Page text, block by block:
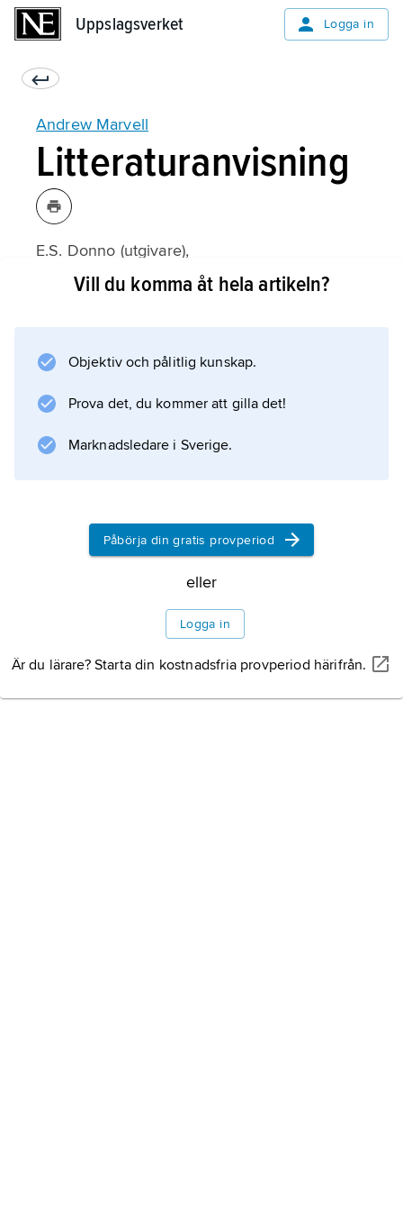
Uppslagsverket Logga in
Andrew Marvell
Litteraturanvisning
E.S. Donno (utgivare),
Andrew Marvell: The Critical Heritage
Vill du komma åt hela artikeln?
Objektiv och pålitlig kunskap.
Prova det, du kommer att gilla det!
Marknadsledare i Sverige.
Påbörja din gratis provperiod
eller
Logga in
Är du lärare? Starta din kostnadsfria provperiod härifrån.